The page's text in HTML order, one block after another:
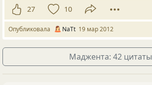
27 10
Опубликовала NaTt 19 мар 2012
Маджента: 42 цитаты